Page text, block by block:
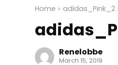
Home » adidas_Pink_2
Renelobbe
March 15, 2019